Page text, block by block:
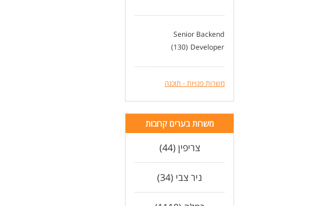
Senior Backend
Developer
(130)
משרות פנויות - תוכנה
משרות בערים קרובות
צריפין (44)
ניר צבי (34)